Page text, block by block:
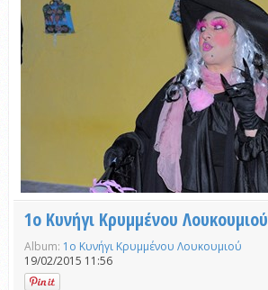
1ο Κυνήγι Κρυμμένου Λουκουμιού
Album: 1ο Κυνήγι Κρυμμένου Λουκουμιού
19/02/2015 11:56